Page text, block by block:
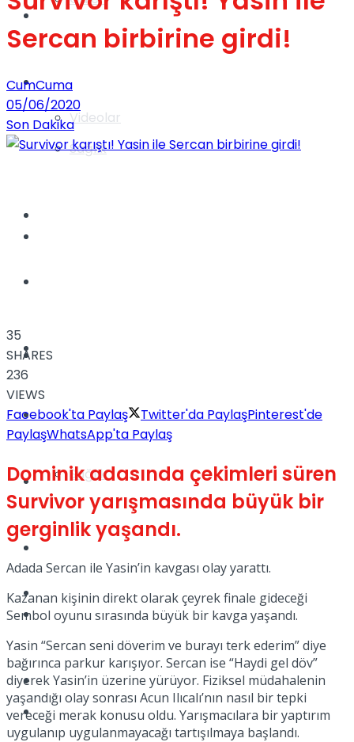
Videolar
Yaşam
Sağlık
TV
Kadınca
Gündem
Yaşam
Sağlık
Dünya
Türkiye
Müzik
Sinema
Tatil
Spor
Sercan birbirine girdi!
CumCuma
05/06/2020
Son Dakika
35
SHARES
236
VIEWS
Facebook'ta Paylaş
Twitter'da PaylaşPinterest'de
PaylaşWhatsApp'ta Paylaş
Dominik adasında çekimleri süren
Survivor yarışmasında büyük bir
gerginlik yaşandı.
Adada Sercan ile Yasin’in kavgası olay yarattı.
Kazanan kişinin direkt olarak çeyrek finale gideceği
Sembol oyunu sırasında büyük bir kavga yaşandı.
Yasin “Sercan seni döverim ve burayı terk ederim” diye
bağırınca parkur karışıyor. Sercan ise “Haydi gel döv”
diyerek Yasin’in üzerine yürüyor. Fiziksel müdahalenin
yaşandığı olay sonrası Acun Ilıcalı’nın nasıl bir tepki
vereceği merak konusu oldu. Yarışmacılara bir yaptırım
uygulanıp uygulanmayacağı tartışılmaya başlandı.